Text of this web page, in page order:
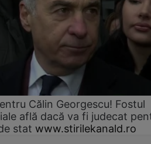
Călin Georgescu! Fostul
află dacă va fi judecat
stat www.stirilekanald.ro